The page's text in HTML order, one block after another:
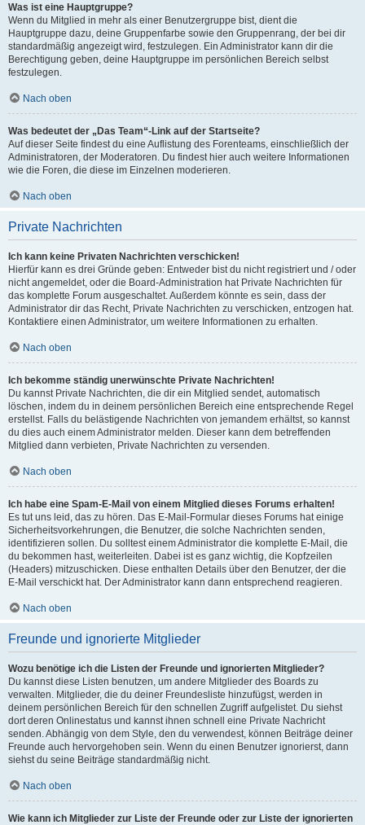
Was ist eine Hauptgruppe?
Wenn du Mitglied in mehr als einer Benutzergruppe bist, dient die
Hauptgruppe dazu, deine Gruppenfarbe sowie den Gruppenrang, der bei dir
standardmäßig angezeigt wird, festzulegen. Ein Administrator kann dir die
Berechtigung geben, deine Hauptgruppe im persönlichen Bereich selbst
festzulegen.
Nach oben
Was bedeutet der „Das Team“-Link auf der Startseite?
Auf dieser Seite findest du eine Auflistung des Forenteams, einschließlich der
Administratoren, der Moderatoren. Du findest hier auch weitere Informationen
wie die Foren, die diese im Einzelnen moderieren.
Nach oben
Private Nachrichten
Ich kann keine Privaten Nachrichten verschicken!
Hierfür kann es drei Gründe geben: Entweder bist du nicht registriert und / oder
nicht angemeldet, oder die Board-Administration hat Private Nachrichten für
das komplette Forum ausgeschaltet. Außerdem könnte es sein, dass der
Administrator dir das Recht, Private Nachrichten zu verschicken, entzogen hat.
Kontaktiere einen Administrator, um weitere Informationen zu erhalten.
Nach oben
Ich bekomme ständig unerwünschte Private Nachrichten!
Du kannst Private Nachrichten, die dir ein Mitglied sendet, automatisch
löschen, indem du in deinem persönlichen Bereich eine entsprechende Regel
erstellst. Falls du belästigende Nachrichten von jemandem erhältst, so kannst
du dies auch einem Administrator melden. Dieser kann dem betreffenden
Mitglied dann verbieten, Private Nachrichten zu versenden.
Nach oben
Ich habe eine Spam-E-Mail von einem Mitglied dieses Forums erhalten!
Es tut uns leid, das zu hören. Das E-Mail-Formular dieses Forums hat einige
Sicherheitsvorkehrungen, die Benutzer, die solche Nachrichten senden,
identifizieren sollen. Du solltest einem Administrator die komplette E-Mail, die
du bekommen hast, weiterleiten. Dabei ist es ganz wichtig, die Kopfzeilen
(Headers) mitzuschicken. Diese enthalten Details über den Benutzer, der die
E-Mail verschickt hat. Der Administrator kann dann entsprechend reagieren.
Nach oben
Freunde und ignorierte Mitglieder
Wozu benötige ich die Listen der Freunde und ignorierten Mitglieder?
Du kannst diese Listen benutzen, um andere Mitglieder des Boards zu
verwalten. Mitglieder, die du deiner Freundesliste hinzufügst, werden in
deinem persönlichen Bereich für den schnellen Zugriff aufgelistet. Du siehst
dort deren Onlinestatus und kannst ihnen schnell eine Private Nachricht
senden. Abhängig von dem Style, den du verwendest, können Beiträge deiner
Freunde auch hervorgehoben sein. Wenn du einen Benutzer ignorierst, dann
siehst du seine Beiträge standardmäßig nicht.
Nach oben
Wie kann ich Mitglieder zur Liste der Freunde oder zur Liste der ignorierten